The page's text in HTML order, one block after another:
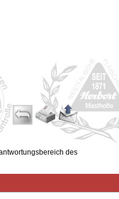
des